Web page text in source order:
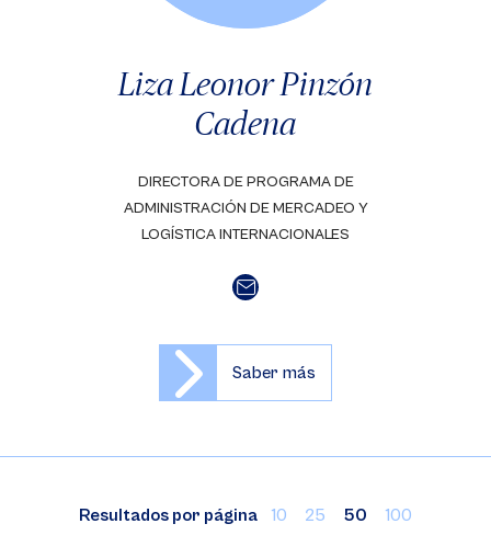
Liza Leonor Pinzón
Cadena
DIRECTORA DE PROGRAMA DE
ADMINISTRACIÓN DE MERCADEO Y
LOGÍSTICA INTERNACIONALES
Saber más
Resultados por página 10 25 50 100